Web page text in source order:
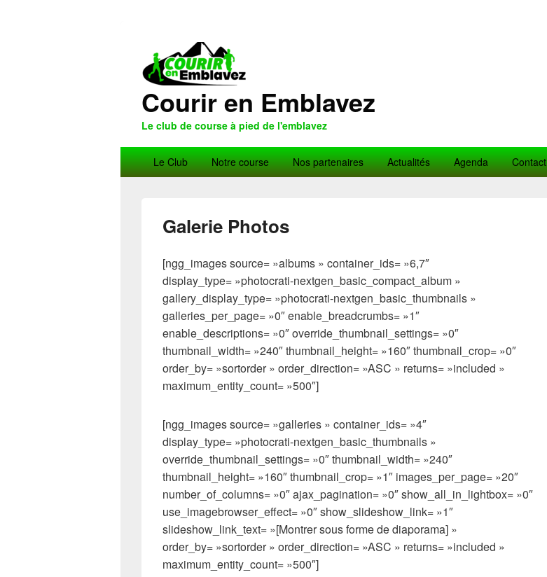
Courir en Emblavez
Le club de course à pied de l'emblavez
Menu
principalLe Club Notre course Nos partenaires Actualités Agenda Contact
Galerie Photos
[ngg_images source= »albums » container_ids= »6,7″
display_type= »photocrati-nextgen_basic_compact_album »
gallery_display_type= »photocrati-nextgen_basic_thumbnails »
galleries_per_page= »0″ enable_breadcrumbs= »1″
enable_descriptions= »0″ override_thumbnail_settings= »0″
thumbnail_width= »240″ thumbnail_height= »160″ thumbnail_crop= »0″
order_by= »sortorder » order_direction= »ASC » returns= »included »
maximum_entity_count= »500″]
[ngg_images source= »galleries » container_ids= »4″
display_type= »photocrati-nextgen_basic_thumbnails »
override_thumbnail_settings= »0″ thumbnail_width= »240″
thumbnail_height= »160″ thumbnail_crop= »1″ images_per_page= »20″
number_of_columns= »0″ ajax_pagination= »0″ show_all_in_lightbox= »0″
use_imagebrowser_effect= »0″ show_slideshow_link= »1″
slideshow_link_text= »[Montrer sous forme de diaporama] »
order_by= »sortorder » order_direction= »ASC » returns= »included »
maximum_entity_count= »500″]